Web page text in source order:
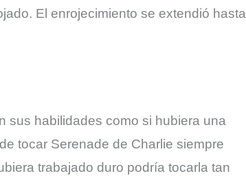
El enrojecimiento se extendió hasta
sus habilidades como si hubiera una
tocar Serenade de Charlie siempre
trabajado duro podría tocarla tan